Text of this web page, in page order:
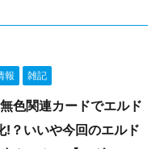
報 雑記
色関連カードでエルド
!？いいや今回のエルド